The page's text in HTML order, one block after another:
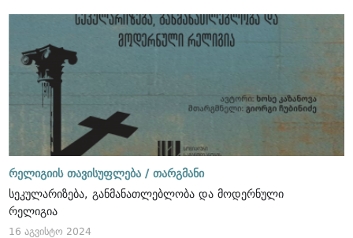
რელიგიის თავისუფლება / თარგმანი
სეკულარიზება, განმანათლებლობა და მოდერნული
რელიგია
16 აგვისტო 2024